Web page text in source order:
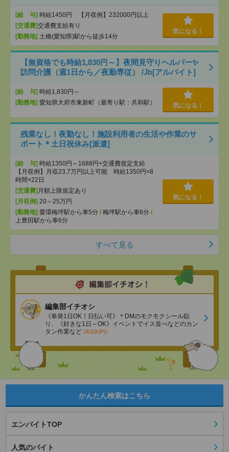
[給 与] 時給1450円 【月収例】232000円以上
[交通費]交通費支給有り
[勤務地] 土橋(愛知県)駅から徒歩14分
気になる！
【無資格でも時給1,830円～】夜間見守りヘルパー✨
訪問介護（週1日から／夜勤専従） /Jb[アルバイト]
[給 与] 時給1,830円～
[勤務地] 愛知県大府市東新町（最寄り駅：共和駅） 気になる！
残業なし！夜勤なし！施設利用者の生活や作業のサ
ポート＊土日祝休み[派遣]
[給 与] 時給1350円～1688円+交通費規定支給
【月収例】月収23.7万円以上可能 時給1350円×8
時間×22日
[交通費] 月額上限規定あり
[月収例] 20～25万円
[勤務地] 愛環梅坪駅から車5分 / 梅坪駅から車6分 /
上豊田駅から車6分
気になる！
すべて見る
編集部イチオシ
《単発1日OK！日払い可》＊DMのモクモクシール貼
り、《好きな1日～OK》イベントでイス並べなどのカン
タン作業など (8/10UP!)
かんたん検索はこちら
エンバイトTOP
人気のバイト